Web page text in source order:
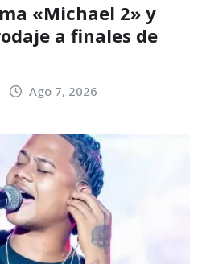
«Michael 2» y
a finales de
Ago 7, 2026